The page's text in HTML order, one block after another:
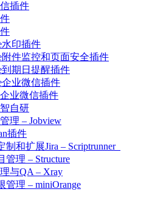
插件
水印插件
附件监控和页面安全插件
到期日提醒插件
企业微信插件
业微信插件
自研
理 – Jobview
插件
制和扩展Jira – Scriptrunner
管理 – Structure
与QA – Xray
管理 – miniOrange